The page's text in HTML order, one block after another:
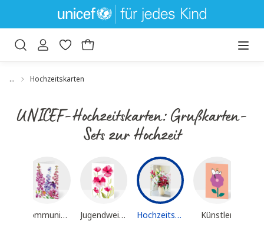
Hauptinhalt springen
Zur Suche springen
… Hochzeitskarten
UNICEF-Hochzeitskarten: Grußkarten-
Sets zur Hochzeit
Kommunionskarten Jugendweihe Hochzeitskarten Künstler